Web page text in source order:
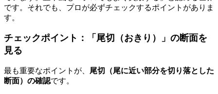
です。それでも、プロが必ずチェックするポイントがありま
す。
チェックポイント：「尾切（おきり）」の断面を
見る
最も重要なポイントが、 尾切（尾に近い部分を切り落とした
断面）の確認です。